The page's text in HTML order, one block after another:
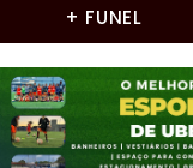
+ FUNEL